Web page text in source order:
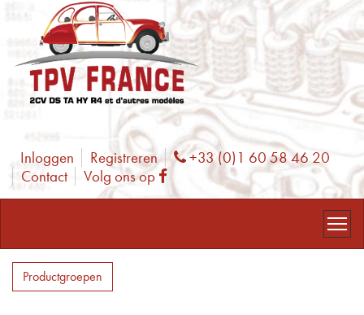
Inloggen Registreren Phone
+33 (0)1 60 58 46 20
Contact
Volg ons op Facebook
Productgroepen